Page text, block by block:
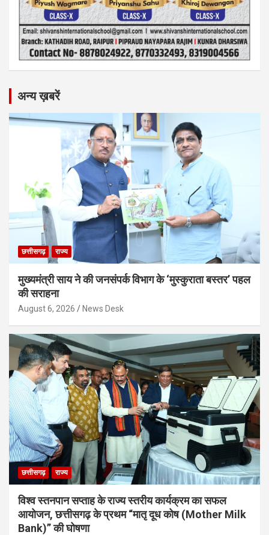
अन्य ख़बरें
छत्तीसगढ़ राज्य
मुख्यमंत्री साय ने की जनसंपर्क विभाग के ‘मुस्कुराता बस्तर’ पहल
की सराहना
August 6, 2026 News Desk
छत्तीसगढ़ राज्य
विश्व स्तनपान सप्ताह के राज्य स्तरीय कार्यक्रम का सफल
आयोजन, छत्तीसगढ़ के प्रथम “मातृ दूध कोष (Mother Milk
Bank)” की घोषणा